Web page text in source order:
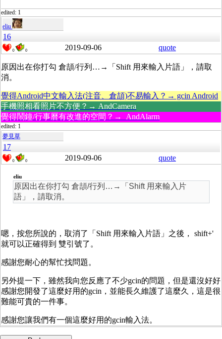
edited: 1
eliu
16
0 0 2019-09-06 quote
原因出在你打勾 倉頡/行列…→「Shift 用來輸入片語」，請取
消。
覺得Android中文輸入法(注音、倉頡)不易輸入？→ gcin Android
手機照相看照片不方便？→ AndCamera
覺得鬧鐘/行事曆有改進的空間？→ AndAlarm
edited: 1
夢見草
17
0 0 2019-09-06 quote
eliu
原因出在你打勾 倉頡/行列…→「Shift 用來輸入片
語」，請取消。
嗯，按您所說的，取消了「Shift 用來輸入片語」之後， shift+'
就可以正確得到 雙引號了。
感謝您耐心的幫忙找問題。
另外提一下，雖然我向您反應了不少gcin的問題，但是還沒好好
感謝您開發了這麼好用的gcin，並能長久維護了這麼久，這是很
難能可貴的一件事。
感謝您讓我們有一個這麼好用的gcin輸入法。